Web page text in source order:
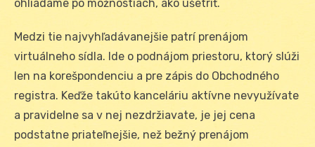
ohliadame po možnostiach, ako ušetriť.
Medzi tie najvyhľadávanejšie patrí prenájom
virtuálneho sídla. Ide o podnájom priestoru, ktorý slúži
len na korešpondenciu a pre zápis do Obchodného
registra. Keďže takúto kanceláriu aktívne nevyužívate
a pravidelne sa v nej nezdržiavate, je jej cena
podstatne priateľnejšie, než bežný prenájom